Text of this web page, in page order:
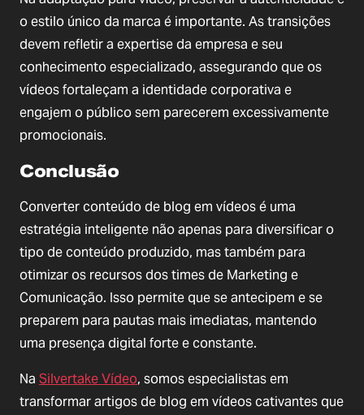
o estilo único da marca é importante. As transições
devem refletir a expertise da empresa e seu
conhecimento especializado, assegurando que os
vídeos fortaleçam a identidade corporativa e
engajem o público sem parecerem excessivamente
promocionais.
Conclusão
Converter conteúdo de blog em vídeos é uma
estratégia inteligente não apenas para diversificar o
tipo de conteúdo produzido, mas também para
otimizar os recursos dos times de Marketing e
Comunicação. Isso permite que se antecipem e se
preparem para pautas mais imediatas, mantendo
uma presença digital forte e constante.
Na Silvertake Vídeo, somos especialistas em
transformar artigos de blog em vídeos cativantes que